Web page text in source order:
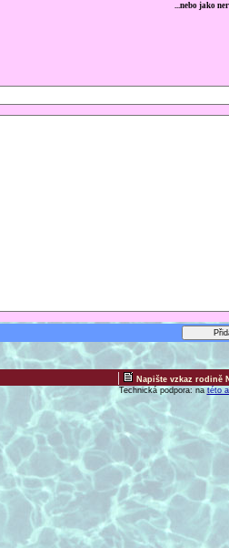
...nebo jako
| Napište vzkaz rodině
Technická podpora: natéto